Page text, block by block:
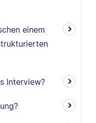
einem
Interview?